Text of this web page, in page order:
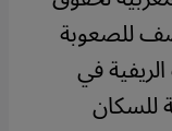
للصعوبة
في
للسكان